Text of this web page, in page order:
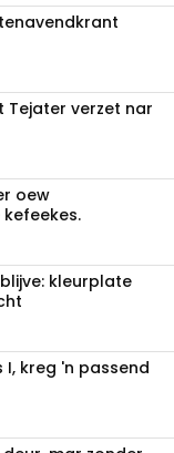
Tejater verzet nar
oew
kleurplate
I, kreg 'n passend